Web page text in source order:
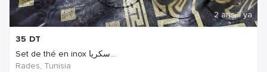
2 ans Il ya
35 DT
Set de thé en inox سكريا...
Rades, Tunisia